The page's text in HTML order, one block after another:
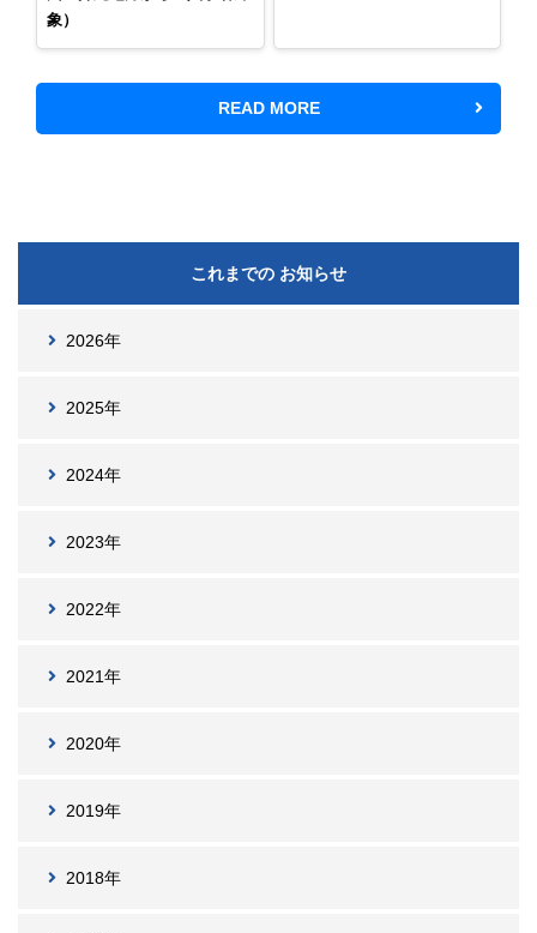
象）
READ MORE
これまでの お知らせ
2026年
2025年
2024年
2023年
2022年
2021年
2020年
2019年
2018年